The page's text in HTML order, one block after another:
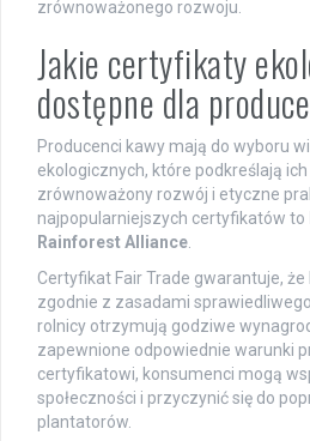
zrównoważonego rozwoju.
Jakie certyfikaty
dostępne dla
Producenci kawy mają do wyboru
ekologicznych, które podkreślają
zrównoważony rozwój i etyczne
najpopularniejszych certyfikatów to
Rainforest Alliance
Certyfikat Fair Trade gwarantuje,
zgodnie z zasadami
rolnicy otrzymują godziwe
zapewnione odpowiednie warunki
certyfikatowi, konsumenci mogą
społeczności i przyczynić się do
plantatorów.